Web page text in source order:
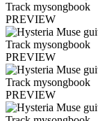
PREVIEW
PREVIEW
PREVIEW